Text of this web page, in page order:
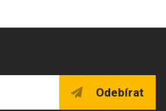
Odebírat